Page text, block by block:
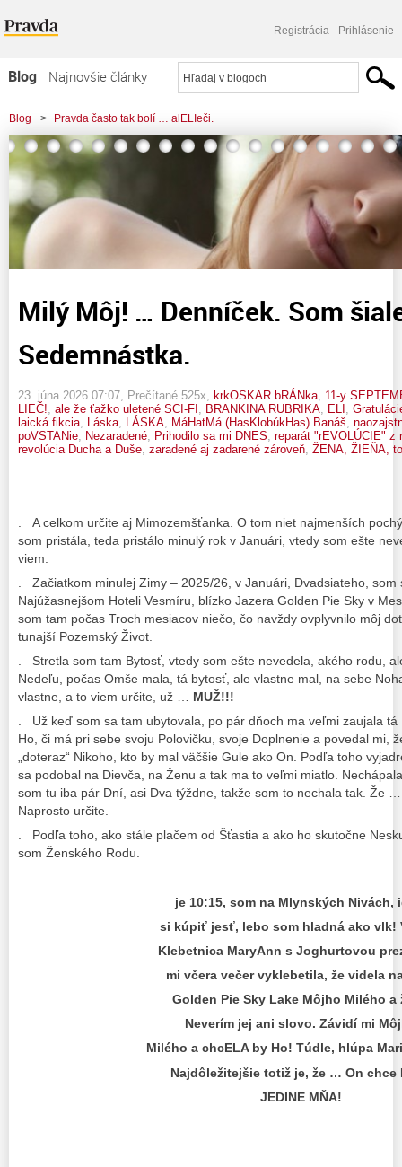
Registrácia Prihlásenie
Blog
Najnovšie články
Najčítanejšie články
Najkomentovanejšie články
Zoznam blogov
Komerčné blogy
Blog > Pravda často tak bolí … alELIeči.
> Milý Môj! … Denníček. Som šialená Sedemnástka.
Milý Môj! … Denníček. Som
Sedemnástka.
23. júna 2026 07:07 , Prečítané 525x, krkOSKAR bRÁNka 11-y
LIEČ! ale že ťažko uletené SCI-FI BRANKINA RUBRIKA ELI
laická fikcia Láska LÁSKA MáHatMá (HasKlobúkHas) Banáš
poVSTANie Nezaradené Prihodilo sa mi DNES reparát "rEVOLÚCIE" z
revolúcia Ducha a Duše zaradené aj zadarené zároveň ŽENA, ŽIEŇA,
. A celkom určite aj Mimozemšťanka. O tom niet najmenších
som pristála, teda pristálo minulý rok v Januári, vtedy som ešte
viem.
. Začiatkom minulej Zimy – 2025/26, v Januári, Dvadsiateho, som
Najúžasnejšom Hoteli Vesmíru, blízko Jazera Golden Pie Sky v
som tam počas Troch mesiacov niečo, čo navždy ovplyvnilo môj
tunajší Pozemský Život.
. Stretla som tam Bytosť, vtedy som ešte nevedela, akého rodu,
Nedeľu, počas Omše mala, tá bytosť, ale vlastne mal, na sebe
vlastne, a to viem určite, už … MUŽ!!!
. Už keď som sa tam ubytovala, po pár dňoch ma veľmi zaujala tá
Ho, či má pri sebe svoju Polovičku, svoje Doplnenie a povedal mi,
„doteraz“ Nikoho, kto by mal väčšie Gule ako On. Podľa toho
sa podobal na Dievča, na Ženu a tak ma to veľmi miatlo.
som tu iba pár Dní, asi Dva týždne, takže som to nechala tak. Že
Naprosto určite.
. Podľa toho, ako stále plačem od Šťastia a ako ho skutočne
som Ženského Rodu.
je 10:15, som na Mlynských Nivách,
si kúpiť jesť, lebo som hladná ako vlk!
Klebetnica MaryAnn s Joghurtovou
mi včera večer vyklebetila, že videla
Golden Pie Sky Lake Môjho Milého
Neverím jej ani slovo. Závidí mi
Milého a chcELA by Ho! Túdle, hlúpa
Najdôležitejšie totiž je, že … On chce
JEDINE MŇA!